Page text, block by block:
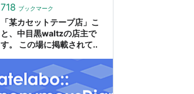
718 ブックマーク
「某カセットテープ店」こ
と、中目黒waltzの店主で
す。 この場に掲載されて..